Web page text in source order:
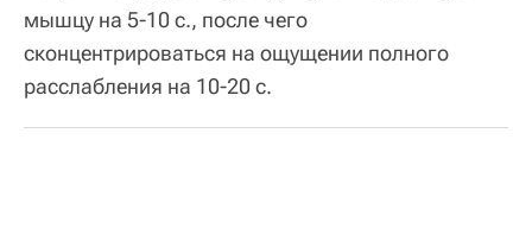
мышцу на 5-10 с., после чего
сконцентрироваться на ощущении полного
расслабления на 10-20 с.